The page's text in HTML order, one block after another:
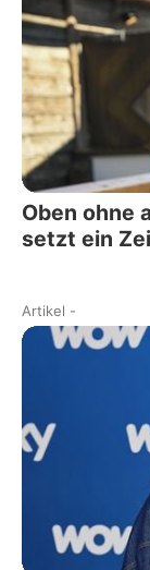
Oben ohne
setzt ein
Artikel -